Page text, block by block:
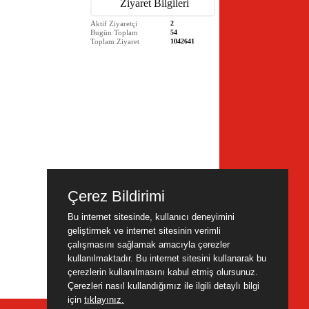
Ziyaret Bilgileri
Aktif Ziyaretçi 2
Bugün Toplam 54
Toplam Ziyaret 1042641
Çerez Bildirimi
Bu internet sitesinde, kullanıcı deneyimini
geliştirmek ve internet sitesinin verimli
çalışmasını sağlamak amacıyla çerezler
kullanılmaktadır. Bu internet sitesini kullanarak bu
çerezlerin kullanılmasını kabul etmiş olursunuz.
Çerezleri nasıl kullandığımız ile ilgili detaylı bilgi
için tıklayınız.